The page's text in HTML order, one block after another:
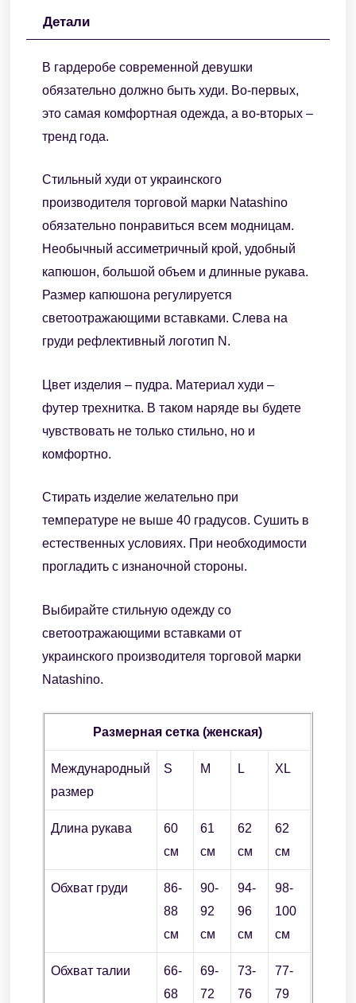
Детали
В гардеробе современной девушки
обязательно должно быть худи. Во-первых,
это самая комфортная одежда, а во-вторых –
тренд года.
Стильный худи от украинского
производителя торговой марки Natashino
обязательно понравиться всем модницам.
Необычный ассиметричный крой, удобный
капюшон, большой объем и длинные рукава.
Размер капюшона регулируется
светоотражающими вставками. Слева на
груди рефлективный логотип N.
Цвет изделия – пудра. Материал худи –
футер трехнитка. В таком наряде вы будете
чувствовать не только стильно, но и
комфортно.
Стирать изделие желательно при
температуре не выше 40 градусов. Сушить в
естественных условиях. При необходимости
прогладить с изнаночной стороны.
Выбирайте стильную одежду со
светоотражающими вставками от
украинского производителя торговой марки
Natashino.
Размерная сетка (женская)
Международный
размер
S M L XL
Длина рукава
60
см
61
см
62
см
62
см
Обхват груди
86-
88
см
90-
92
см
94-
96
см
98-
100
см
Обхват талии
66-
68
69-
72
73-
76
77-
79